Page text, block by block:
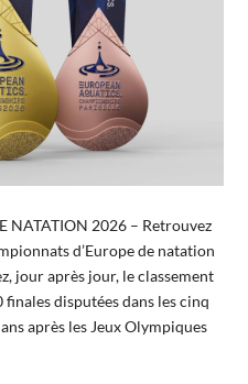
NATATION 2026 – Retrouvez
d’Europe de natation
jour après jour, le classement
disputées dans les cinq
après les Jeux Olympiques